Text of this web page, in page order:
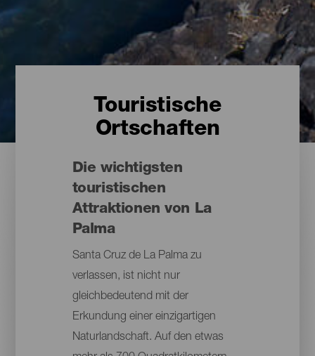
Touristische
Ortschaften
Die wichtigsten
touristischen
Attraktionen von La
Palma
Santa Cruz de La Palma zu
verlassen, ist nicht nur
gleichbedeutend mit der
Erkundung einer einzigartigen
Naturlandschaft. Auf den etwas